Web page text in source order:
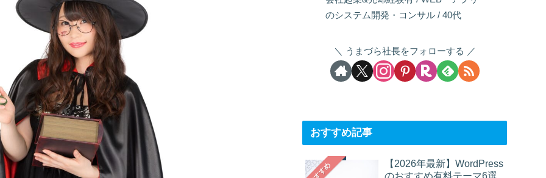
のシステム開発・コンサル / 40代
うまづら社長をフォローする
おすすめ記事
【2026年最新】WordPress
のおすすめ有料テーマ6選